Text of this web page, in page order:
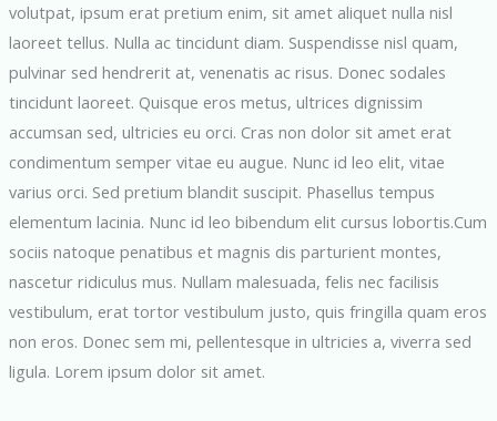
volutpat, ipsum erat pretium enim, sit amet aliquet nulla nisl
laoreet tellus. Nulla ac tincidunt diam. Suspendisse nisl quam,
pulvinar sed hendrerit at, venenatis ac risus. Donec sodales
tincidunt laoreet. Quisque eros metus, ultrices dignissim
accumsan sed, ultricies eu orci. Cras non dolor sit amet erat
condimentum semper vitae eu augue. Nunc id leo elit, vitae
varius orci. Sed pretium blandit suscipit. Phasellus tempus
elementum lacinia. Nunc id leo bibendum elit cursus lobortis.Cum
sociis natoque penatibus et magnis dis parturient montes,
nascetur ridiculus mus. Nullam malesuada, felis nec facilisis
vestibulum, erat tortor vestibulum justo, quis fringilla quam eros
non eros. Donec sem mi, pellentesque in ultricies a, viverra sed
ligula. Lorem ipsum dolor sit amet.